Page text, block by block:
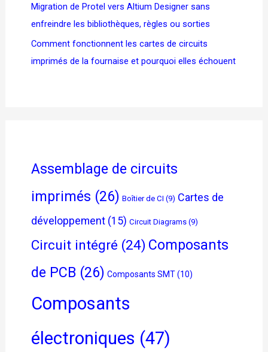
Migration de Protel vers Altium Designer sans
enfreindre les bibliothèques, règles ou sorties
Comment fonctionnent les cartes de circuits
imprimés de la fournaise et pourquoi elles échouent
Assemblage de circuits
imprimés (26) Boîtier de CI (9) Cartes de
développement (15) Circuit Diagrams (9)
Circuit intégré (24) Composants
de PCB (26) Composants SMT(10)
Composants
électroniques (47)